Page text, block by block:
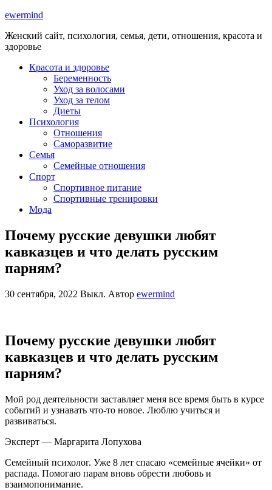
ewermind
Женский сайт, психология, семья, дети, отношения, красота и
здоровье
Красота и здоровье
Беременность
Уход за волосами
Уход за телом
Диеты
Психология
Отношения
Саморазвитие
Семья
Семейные отношения
Спорт
Спортивное питание
Спортивные тренировки
Мода
Почему русские девушки любят
кавказцев и что делать русским
парням?
30 сентября, 2022 Выкл. Автор ewermind
Почему русские девушки любят
кавказцев и что делать русским
парням?
Мой род деятельности заставляет меня все время быть в курсе
событий и узнавать что-то новое. Люблю учиться и
развиваться.
Эксперт — Маргарита Лопухова
Семейный психолог. Уже 8 лет спасаю «семейные ячейки» от
распада. Помогаю парам вновь обрести любовь и
взаимопонимание.